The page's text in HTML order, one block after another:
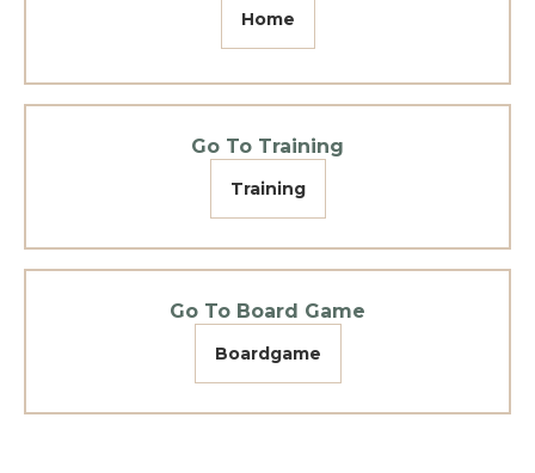
Home
Go To Training
Training
Go To Board Game
Boardgame